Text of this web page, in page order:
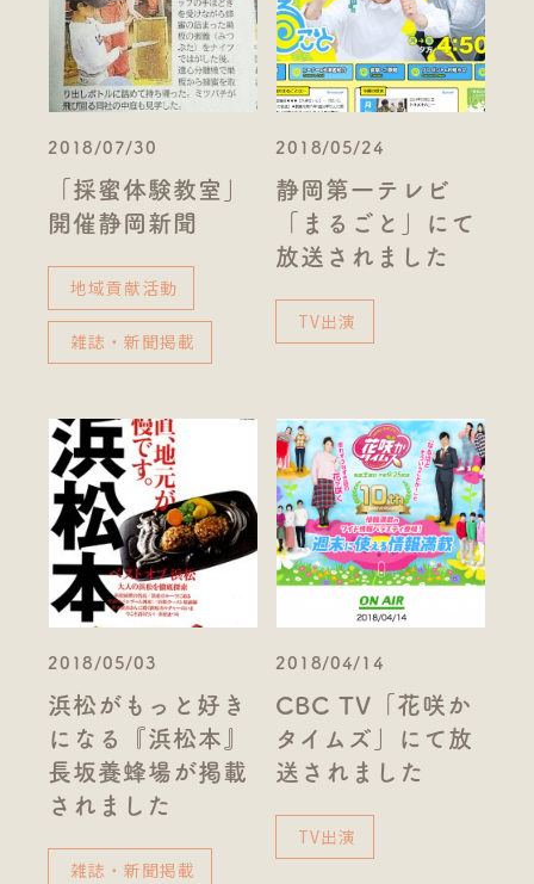
2018/07/30
「採蜜体験教室」
開催静岡新聞
地域貢献活動
雑誌・新聞掲載
2018/05/24
静岡第一テレビ
「まるごと」にて
放送されました
TV出演
2018/05/03
浜松がもっと好き
になる『浜松本』
長坂養蜂場が掲載
されました
雑誌・新聞掲載
2018/04/14
CBC TV「花咲か
タイムズ」にて放
送されました
TV出演